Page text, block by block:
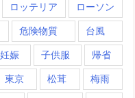
ロッテリア ローソン
危険物質 台風
妊娠 子供服 帰省
東京 松茸 梅雨